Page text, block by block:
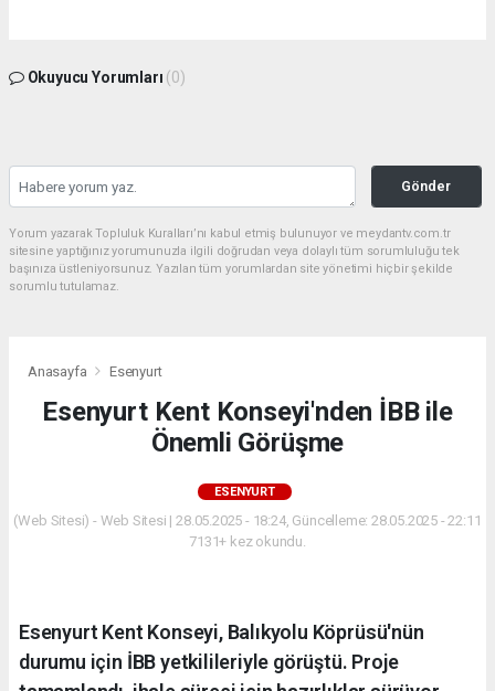
Okuyucu Yorumları (0)
Gönder
Yorum yazarak Topluluk Kuralları’nı kabul etmiş bulunuyor ve meydantv.com.tr
sitesine yaptığınız yorumunuzla ilgili doğrudan veya dolaylı tüm sorumluluğu tek
başınıza üstleniyorsunuz. Yazılan tüm yorumlardan site yönetimi hiçbir şekilde
sorumlu tutulamaz.
Anasayfa Esenyurt
Esenyurt Kent Konseyi'nden İBB ile
Önemli Görüşme
ESENYURT
(Web Sitesi) - Web Sitesi | 28.05.2025 - 18:24, Güncelleme: 28.05.2025 - 22:11
7131+ kez okundu.
Esenyurt Kent Konseyi, Balıkyolu Köprüsü'nün
durumu için İBB yetkilileriyle görüştü. Proje